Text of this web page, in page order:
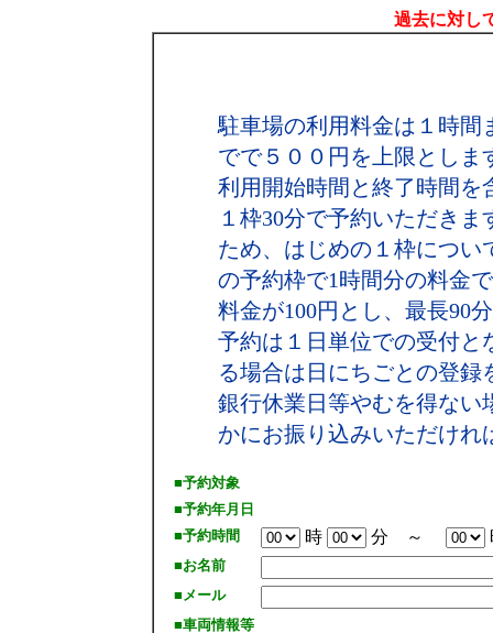
過去に対し
駐車場の利用料金は１時間
でで５００円を上限としま
利用開始時間と終了時間を
１枠30分で予約いただき
ため、はじめの１枠につい
の予約枠で1時間分の料金
料金が100円とし、最長90
予約は１日単位での受付と
る場合は日にちごとの登録
銀行休業日等やむを得ない
かにお振り込みいただけれ
■予約対象
■予約年月日
■予約時間
時 分 ～
■お名前
■メール
■車両情報等